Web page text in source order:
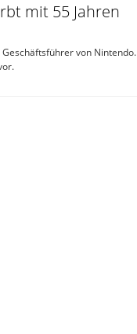
mit 55 Jahren
von Nintendo.